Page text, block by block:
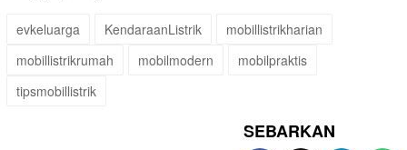
evkeluarga KendaraanListrik
mobillistrikharian
mobillistrikrumah
mobilmodern
mobilpraktis
tipsmobillistrik
SEBARKAN